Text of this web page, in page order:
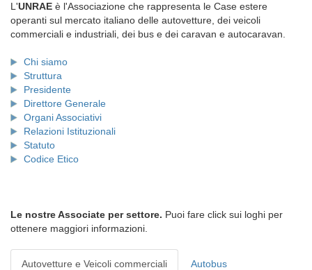
L'UNRAE è l'Associazione che rappresenta le Case estere
operanti sul mercato italiano delle autovetture, dei veicoli
commerciali e industriali, dei bus e dei caravan e autocaravan.
Chi siamo
Struttura
Presidente
Direttore Generale
Organi Associativi
Relazioni Istituzionali
Statuto
Codice Etico
Le nostre Associate per settore. Puoi fare click sui loghi per
ottenere maggiori informazioni.
Autovetture e Veicoli commerciali Autobus